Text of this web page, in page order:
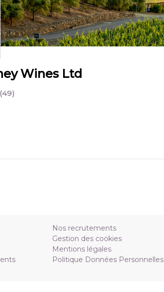
Wines Ltd
(49)
Nos recrutements
Gestion des cookies
Mentions légales
Politique Données Personnelles